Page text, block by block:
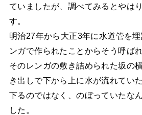
ていましたが、調べてみるとやは
す。
明治27年から大正3年に水道管を
ンガで作られたことからそう呼ば
そのレンガの敷き詰められた坂の
き出しで下から上に水が流れてい
下るのではなく、のぼっていたな
した。